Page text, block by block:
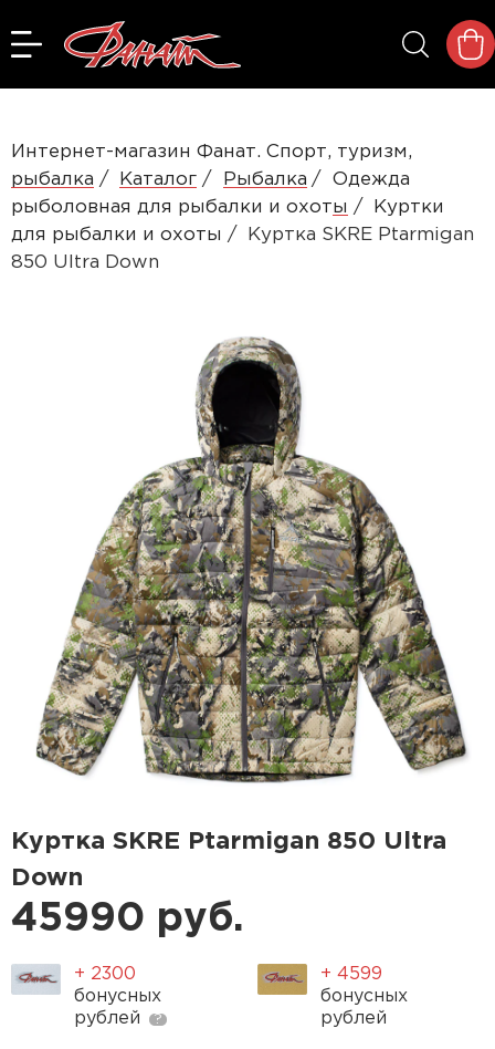
Интернет-магазин Фанат. Спорт, туризм,
рыбалка
Каталог Рыбалка
Одежда
рыболовная для рыбалки и охоты
Куртки
для рыбалки и охоты
Куртка SKRE Ptarmigan
850 Ultra Down
Куртка SKRE Ptarmigan 850 Ultra
Down
45990 руб.
+ 2300
бонусных
рублей
?
+ 4599
бонусных
рублей